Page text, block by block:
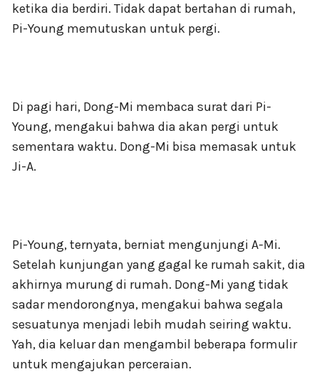
ketika dia berdiri. Tidak dapat bertahan di rumah,
Pi-Young memutuskan untuk pergi.
Di pagi hari, Dong-Mi membaca surat dari Pi-
Young, mengakui bahwa dia akan pergi untuk
sementara waktu. Dong-Mi bisa memasak untuk
Ji-A.
Pi-Young, ternyata, berniat mengunjungi A-Mi.
Setelah kunjungan yang gagal ke rumah sakit, dia
akhirnya murung di rumah. Dong-Mi yang tidak
sadar mendorongnya, mengakui bahwa segala
sesuatunya menjadi lebih mudah seiring waktu.
Yah, dia keluar dan mengambil beberapa formulir
untuk mengajukan perceraian.